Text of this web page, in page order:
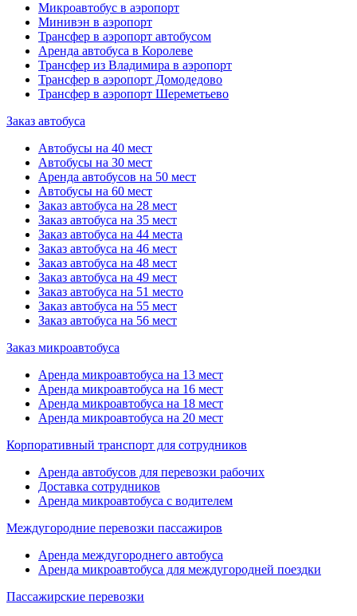
Микроавтобус в аэропорт
Минивэн в аэропорт
Трансфер в аэропорт автобусом
Аренда автобуса в Королеве
Трансфер из Владимира в аэропорт
Трансфер в аэропорт Домодедово
Трансфер в аэропорт Шереметьево
Заказ автобуса
Автобусы на 40 мест
Автобусы на 30 мест
Аренда автобусов на 50 мест
Автобусы на 60 мест
Заказ автобуса на 28 мест
Заказ автобуса на 35 мест
Заказ автобуса на 44 места
Заказ автобуса на 46 мест
Заказ автобуса на 48 мест
Заказ автобуса на 49 мест
Заказ автобуса на 51 место
Заказ автобуса на 55 мест
Заказ автобуса на 56 мест
Заказ микроавтобуса
Аренда микроавтобуса на 13 мест
Аренда микроавтобуса на 16 мест
Аренда микроавтобуса на 18 мест
Аренда микроавтобуса на 20 мест
Корпоративный транспорт для сотрудников
Аренда автобусов для перевозки рабочих
Доставка сотрудников
Аренда микроавтобуса с водителем
Междугородние перевозки пассажиров
Аренда междугороднего автобуса
Аренда микроавтобуса для междугородней поездки
Пассажирские перевозки